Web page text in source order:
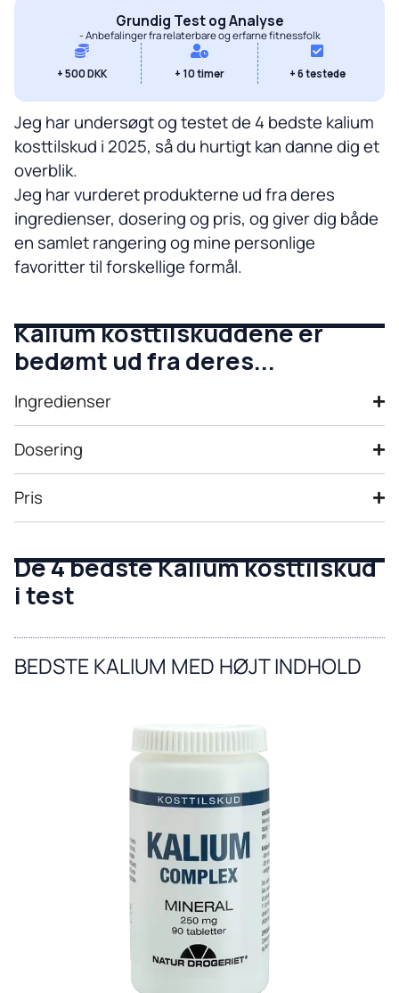
Grundig Test og Analyse
- Anbefalinger fra relaterbare og erfarne fitnessfolk
+ 500 DKK + 10 timer + 6 testede
Jeg har undersøgt og testet de 4 bedste kalium
kosttilskud i 2025, så du hurtigt kan danne dig et
overblik.
Jeg har vurderet produkterne ud fra deres
ingredienser, dosering og pris, og giver dig både
en samlet rangering og mine personlige
favoritter til forskellige formål.
Kalium kosttilskuddene er
bedømt ud fra deres...
Ingredienser
Dosering
Pris
De 4 bedste Kalium kosttilskud
i test
BEDSTE KALIUM MED HØJT INDHOLD